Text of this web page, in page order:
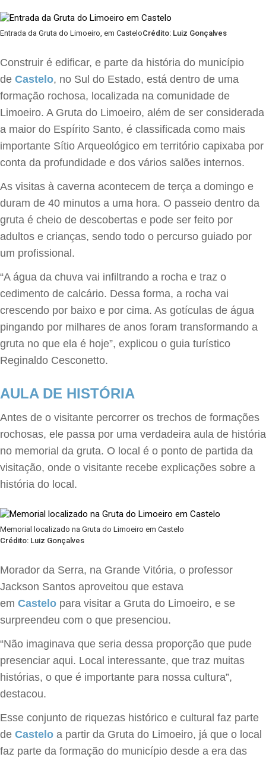
Entrada da Gruta do Limoeiro, em CasteloCrédito: Luiz Gonçalves
Construir é edificar, e parte da história do município
de Castelo, no Sul do Estado, está dentro de uma
formação rochosa, localizada na comunidade de
Limoeiro. A Gruta do Limoeiro, além de ser considerada
a maior do Espírito Santo, é classificada como mais
importante Sítio Arqueológico em território capixaba por
conta da profundidade e dos vários salões internos.
As visitas à caverna acontecem de terça a domingo e
duram de 40 minutos a uma hora. O passeio dentro da
gruta é cheio de descobertas e pode ser feito por
adultos e crianças, sendo todo o percurso guiado por
um profissional.
“A água da chuva vai infiltrando a rocha e traz o
cedimento de calcário. Dessa forma, a rocha vai
crescendo por baixo e por cima. As gotículas de água
pingando por milhares de anos foram transformando a
gruta no que ela é hoje”, explicou o guia turístico
Reginaldo Cesconetto.
AULA DE HISTÓRIA
Antes de o visitante percorrer os trechos de formações
rochosas, ele passa por uma verdadeira aula de história
no memorial da gruta. O local é o ponto de partida da
visitação, onde o visitante recebe explicações sobre a
história do local.
Memorial localizado na Gruta do Limoeiro em Castelo
Crédito: Luiz Gonçalves
Morador da Serra, na Grande Vitória, o professor
Jackson Santos aproveitou que estava
em Castelo para visitar a Gruta do Limoeiro, e se
surpreendeu com o que presenciou.
“Não imaginava que seria dessa proporção que pude
presenciar aqui. Local interessante, que traz muitas
histórias, o que é importante para nossa cultura”,
destacou.
Esse conjunto de riquezas histórico e cultural faz parte
de Castelo a partir da Gruta do Limoeiro, já que o local
faz parte da formação do município desde a era das